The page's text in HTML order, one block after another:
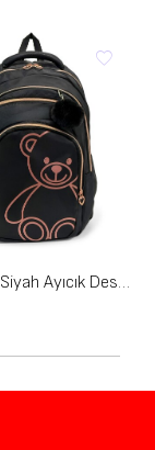
Coral High Siyah Ayıcık Desenli Okul Sırt Çantası 24463